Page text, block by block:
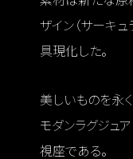
ザイン（サーキ
具現化した。
美しいものを永
モダンラグジュ
視座である。